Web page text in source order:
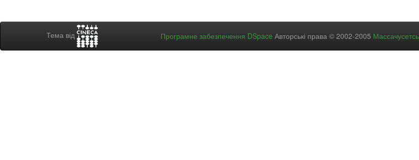
Тема від Програмне забезпечення DSpace Авторські права © 2002-2005